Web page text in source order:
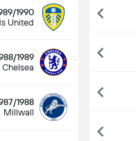
1990
United
1989
Chelsea
1988
Millwall